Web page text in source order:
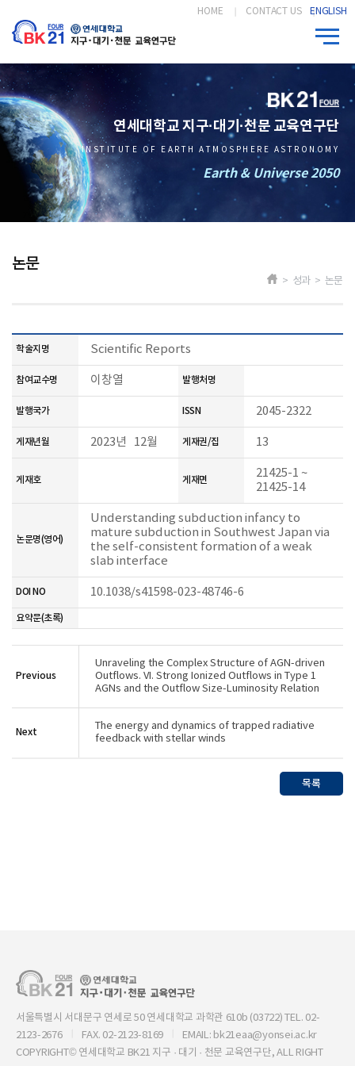
HOME CONTACT US ENGLISH
연세대학교 지구·대기·천문 교육연구단
INSTITUTE OF EARTH ATMOSPHERE ASTRONOMY
Earth & Universe 2050
논문
> 성과 > 논문
학술지명 Scientific Reports
참여교수명 이창열 발행처명
발행국가 ISSN 2045-2322
게재년월 2023년 12월 게재권/집 13
게재호 게재면
21425-1 ~
21425-14
논문명(영어)
Understanding subduction infancy to
mature subduction in Southwest Japan via
the self-consistent formation of a weak
slab interface
DOI NO 10.1038/s41598-023-48746-6
요약문(초록)
Previous
Unraveling the Complex Structure of AGN-driven
Outflows. VI. Strong Ionized Outflows in Type 1
AGNs and the Outflow Size-Luminosity Relation
Next
The energy and dynamics of trapped radiative
feedback with stellar winds
목록
서울특별시 서대문구 연세로 50 연세대학교 과학관 610b (03722) TEL. 02-
2123-2676
FAX. 02-2123-8169
EMAIL: bk21eaa@yonsei.ac.kr
COPYRIGHT© 연세대학교 BK21 지구 · 대기 · 천문 교육연구단, ALL RIGHT